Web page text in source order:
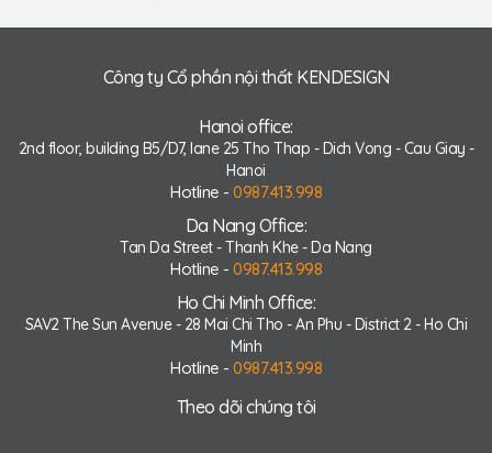
Công ty Cổ phần nội thất KENDESIGN
Hanoi office:
2nd floor, building B5/D7, lane 25 Tho Thap - Dich Vong - Cau Giay -
Hanoi
Hotline - 0987.413.998
Da Nang Office:
Tan Da Street - Thanh Khe - Da Nang
Hotline - 0987.413.998
Ho Chi Minh Office:
SAV2 The Sun Avenue - 28 Mai Chi Tho - An Phu - District 2 - Ho Chi
Minh
Hotline - 0987.413.998
Theo dõi chúng tôi